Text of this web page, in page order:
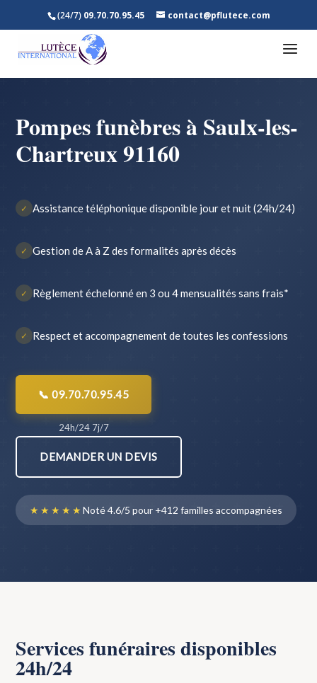
(24/7) 09.70.70.95.45 contact@pflutece.com
Pompes funèbres à Saulx-les-
Chartreux 91160
✓ Assistance téléphonique disponible jour et nuit (24h/24)
✓ Gestion de A à Z des formalités après décès
✓ Règlement échelonné en 3 ou 4 mensualités sans frais*
✓ Respect et accompagnement de toutes les confessions
📞 09.70.70.95.45
24h/24 7j/7
DEMANDER UN DEVIS
★★★★★Noté 4.6/5 pour +412 familles accompagnées
Services funéraires disponibles
24h/24